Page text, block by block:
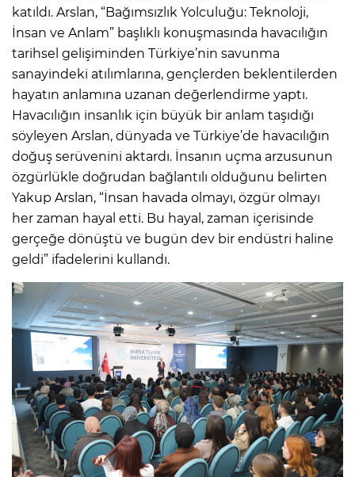
katıldı. Arslan, “Bağımsızlık Yolculuğu: Teknoloji,
İnsan ve Anlam” başlıklı konuşmasında havacılığın
tarihsel gelişiminden Türkiye’nin savunma
sanayindeki atılımlarına, gençlerden beklentilerden
hayatın anlamına uzanan değerlendirme yaptı.
Havacılığın insanlık için büyük bir anlam taşıdığı
söyleyen Arslan, dünyada ve Türkiye’de havacılığın
doğuş serüvenini aktardı. İnsanın uçma arzusunun
özgürlükle doğrudan bağlantılı olduğunu belirten
Yakup Arslan, “İnsan havada olmayı, özgür olmayı
her zaman hayal etti. Bu hayal, zaman içerisinde
gerçeğe dönüştü ve bugün dev bir endüstri haline
geldi” ifadelerini kullandı.